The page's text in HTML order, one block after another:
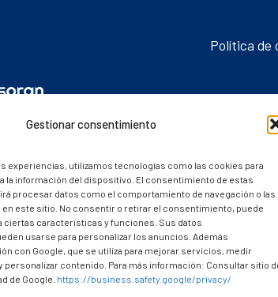
Gestionar consentimiento
experiencias, utilizamos tecnologías como las cookies para
la información del dispositivo. El consentimiento de estas
procesar datos como el comportamiento de navegación o las
este sitio. No consentir o retirar el consentimiento, puede
ciertas características y funciones. Sus datos
usarse para personalizar los anuncios. Además
con Google, que se utiliza para mejorar servicios, medir
personalizar contenido. Para más información: Consultar sitio
de Google. https://business.safety.google/privacy/
Política de